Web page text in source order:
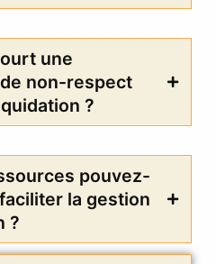
une
non-respect
?
pouvez-
la gestion
?